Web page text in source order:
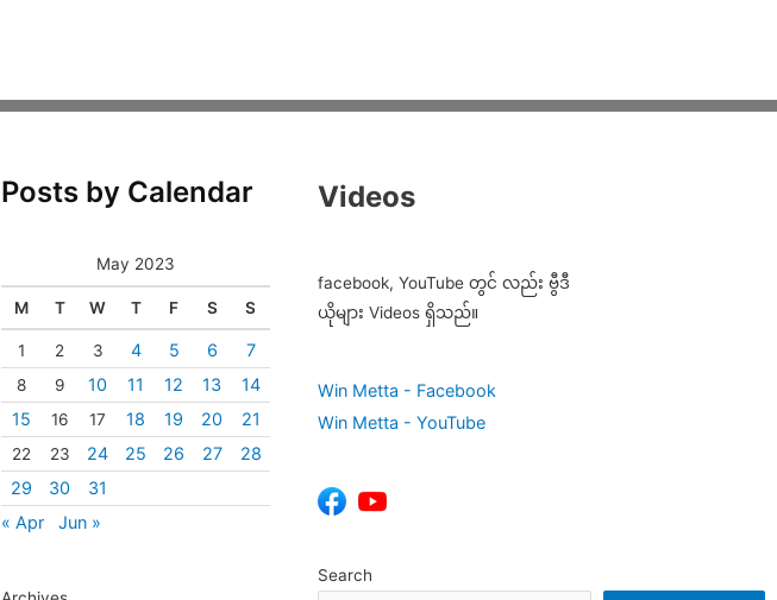
Posts by Calendar
May 2023
M T W T F S S
1 2 3 4 5 6 7
8 9 10 11 12 13
14
15
16 17 18 19 20 21
22 23 24 25 26 27
28
29
30
31
« Apr
Jun »
Videos
facebook, YouTube တွင် လည်း ဗွီဒီ
ယိုများ Videos ရှိသည်။
Win Metta - Facebook
Win Metta - YouTube
Search